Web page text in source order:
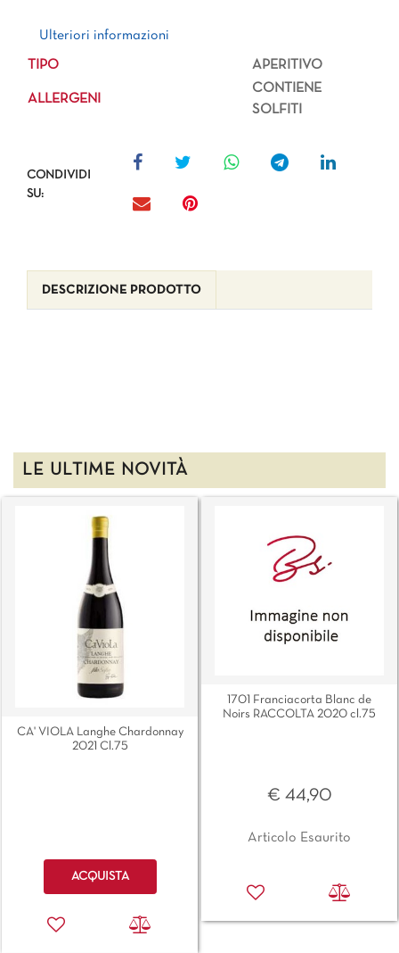
Ulteriori informazioni
Ulteriori informazioni
TIPO APERITIVO
ALLERGENI
CONTIENE
SOLFITI
CONDIVIDI
SU:
DESCRIZIONE PRODOTTO
LE ULTIME NOVITÀ
CA' VIOLA Langhe Chardonnay
2021 Cl.75
Quantità
ACQUISTA
1701 Franciacorta Blanc de
Noirs RACCOLTA 2020 cl.75
€ 44,90
Articolo Esaurito